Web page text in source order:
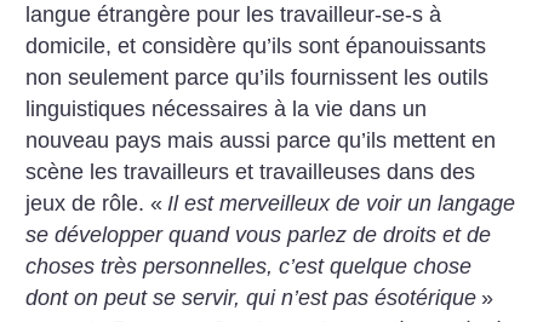
langue étrangère pour les travailleur-se-s à
domicile, et considère qu’ils sont épanouissants
non seulement parce qu’ils fournissent les outils
linguistiques nécessaires à la vie dans un
nouveau pays mais aussi parce qu’ils mettent en
scène les travailleurs et travailleuses dans des
jeux de rôle. « Il est merveilleux de voir un langage
se développer quand vous parlez de droits et de
choses très personnelles, c’est quelque chose
dont on peut se servir, qui n’est pas ésotérique »